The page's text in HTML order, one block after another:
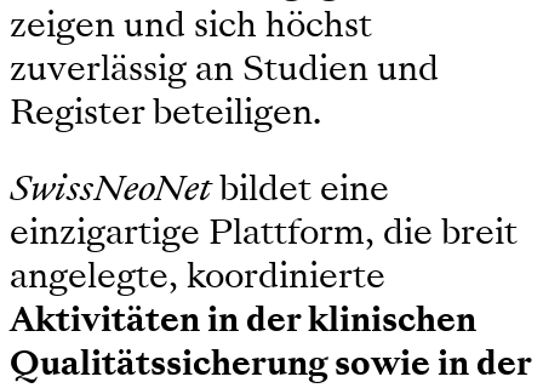
zeigen und sich höchst
zuverlässig an Studien und
Register beteiligen.
SwissNeoNetbildet eine
einzigartige Plattform, die breit
angelegte, koordinierte
Aktivitäten in der klinischen
Qualitätssicherung sowie in der